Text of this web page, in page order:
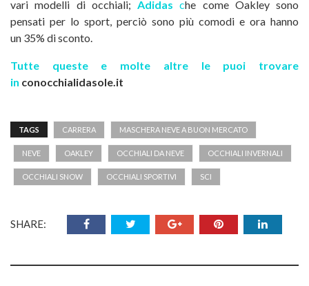
vari modelli di occhiali; Adidas che come Oakley sono
pensati per lo sport, perciò sono più comodi e ora hanno
un 35% di sconto.
Tutte queste e molte altre le puoi trovare
in conocchialidasole.it
TAGS CARRERA MASCHERA NEVE A BUON MERCATO
NEVE OAKLEY OCCHIALI DA NEVE OCCHIALI INVERNALI
OCCHIALI SNOW OCCHIALI SPORTIVI SCI
SHARE: